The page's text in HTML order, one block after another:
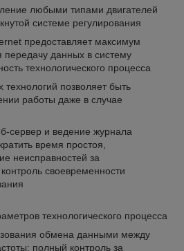
любыми типами двигателей
системе регулирования
предоставляет максимум
передачу данных в систему
технологического процесса
позволяет быть
работы даже в случае
сервер и ведение журнала
время простоя,
неисправностей за
своевременности
технологического процесса
обмена данными между
полный контроль за